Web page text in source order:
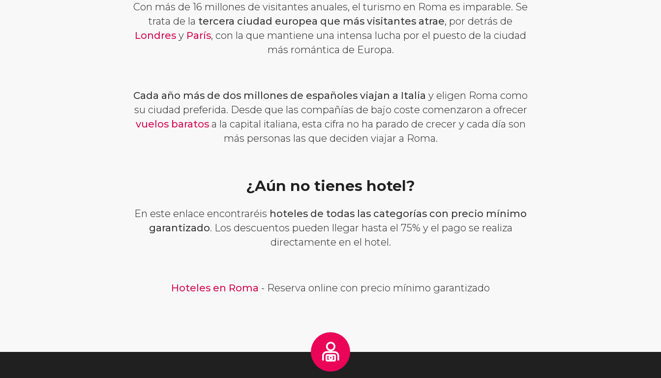
Con más de 16 millones de visitantes anuales, el turismo en Roma es imparable. Se
trata de la tercera ciudad europea que más visitantes atrae, por detrás de
Londres y París, con la que mantiene una intensa lucha por el puesto de la ciudad
más romántica de Europa.
Cada año más de dos millones de españoles viajan a Italia y eligen Roma como
su ciudad preferida. Desde que las compañías de bajo coste comenzaron a ofrecer
vuelos baratosa la capital italiana, esta cifra no ha parado de crecer y cada día son
más personas las que deciden viajar a Roma.
¿Aún no tienes hotel?
En este enlace encontraréis hoteles de todas las categorías con precio mínimo
garantizado. Los descuentos pueden llegar hasta el 75% y el pago se realiza
directamente en el hotel.
Hoteles en Roma - Reserva online con precio mínimo garantizado